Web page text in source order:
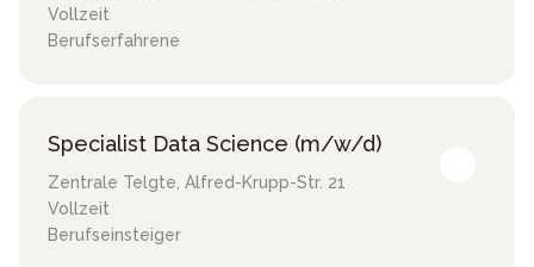
Vollzeit
Berufserfahrene
Specialist Data Science (m/w/d)
Zentrale Telgte, Alfred-Krupp-Str. 21
Vollzeit
Berufseinsteiger